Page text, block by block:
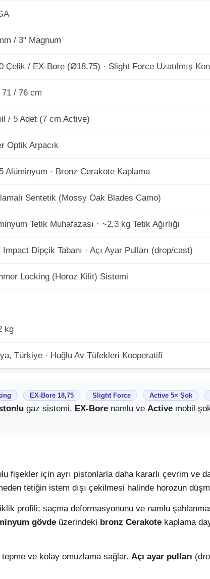
/ 3" Magnum
Çelik / EX-Bore (Ø18,75) · Slight Force Uzatılmış
71 / 76 cm
/ 5 Adet (7 cm Active)
Optik Arpacık
Alüminyum · Bronz Cerakote Kaplama
Sentetik (Mossy Oak Blades Camo)
Tetik Muhafazası · ~2,3 kg Tetik Ağırlığı
Impact Dipçik Tabanı · Açı Ayar Pulları (drop/cast)
Locking (Horoz Kilit) Sistemi
kg
Türkiye · Huğlu Av Tüfekleri Kooperatifi
EX-Bore 18,75 Slight Force Active 5× Şok
gaz sistemi, EX-Borenamlu ve Activemobil
fişekler için ayrı pistonlarla daha kararlı çevrim ve
tetiğin istem dışı çekilmesi halinde horozun
profili; saçma deformasyonunu ve namlu
gövdeüzerindeki bronz Cerakotekaplama
ve kolay omuzlama sağlar. Açı ayar pulları